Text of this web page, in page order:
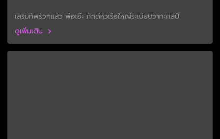
เสริมทัพรัวๆแล้ว พ่อเอ๊ะ ภักดีหัวเรือใหญ่ระเบียบวาทะศิลป์
ดูเพิ่มเติม